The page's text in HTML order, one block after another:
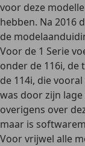
voor deze
hebben. Na 2016
de
Voor de 1 Serie
onder de 116i, de
de 114i, die
was door zijn
overigens over
maar is
Voor vrijwel alle